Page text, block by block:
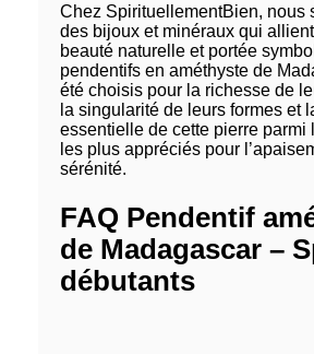
Chez SpirituellementBien, nous
des bijoux et minéraux qui
beauté naturelle et portée
pendentifs en améthyste de
été choisis pour la richesse de
la singularité de leurs formes et
essentielle de cette pierre parmi
les plus appréciés pour
sérénité.
FAQ Pendentif
de Madagascar –
débutants